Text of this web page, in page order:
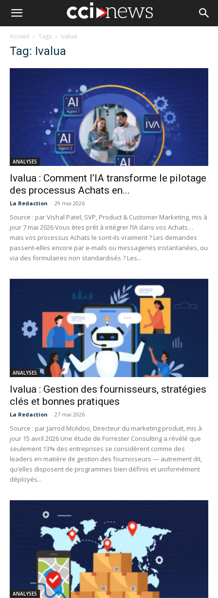
Accueil Tags Ivalua
Tag: Ivalua
ANALYSES
Ivalua : Comment l’IA transforme le pilotage
des processus Achats en...
La Redaction - 29 mai 2026
Source : par Vishal Patel, SVP, Product & Customer Marketing, mis à
jour 7 mai 2026 Vous êtes prêt à intégrer l’IA dans vos Achats…
mais vos processus Achats le sont-ils vraiment ? Les demandes
passent-elles encore par e-mails ou messageries instantanées, ou
via des formulaires non standardisés ? Les...
ANALYSES
Ivalua : Gestion des fournisseurs, stratégies
clés et bonnes pratiques
La Redaction - 27 mai 2026
Source : par Jarrod McAdoo, Directeur du marketing produit, mis à
jour 15 avril 2026 Une étude de Forrester Consulting a révélé que
seulement 13% des entreprises se considèrent comme des
leaders en matière de gestion des fournisseurs — autrement dit,
qu’elles disposent de programmes bien définis et uniformément
déployés...
ANALYSES